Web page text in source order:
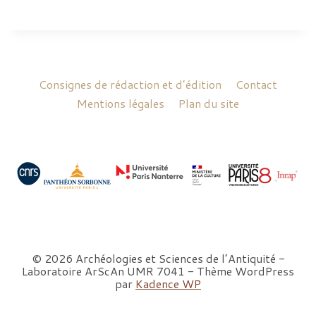
.
-
C
r
i
s
s
e
s
Consignes de rédaction et d’édition
Contact
Mentions légales
Plan du site
© 2026 Archéologies et Sciences de l’Antiquité -
Laboratoire ArScAn UMR 7041 - Thème WordPress
par Kadence WP